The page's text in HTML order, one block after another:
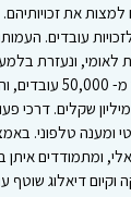
את
מתנדבים. במהלך שנת 2018 סייעה
כספים שהגיעו להם על פי חוק בסכום העולה על 25
טלפוני.
ומתמודדים איתן
וקיום דיאלוג